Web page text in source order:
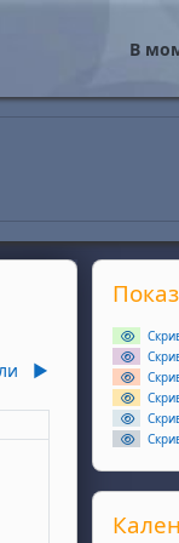
В
▶︎
6 юнинеделя, 7
Прескочи
Прескочи